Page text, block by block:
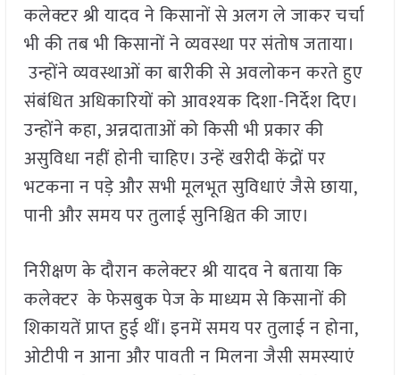
कलेक्टर श्री यादव ने किसानों से अलग ले जाकर चर्चा
भी की तब भी किसानों ने व्यवस्था पर संतोष जताया।
उन्होंने व्यवस्थाओं का बारीकी से अवलोकन करते हुए
संबंधित अधिकारियों को आवश्यक दिशा-निर्देश दिए।
उन्होंने कहा, अन्नदाताओं को किसी भी प्रकार की
असुविधा नहीं होनी चाहिए। उन्हें खरीदी केंद्रों पर
भटकना न पड़े और सभी मूलभूत सुविधाएं जैसे छाया,
पानी और समय पर तुलाई सुनिश्चित की जाए।
निरीक्षण के दौरान कलेक्टर श्री यादव ने बताया कि
कलेक्टर के फेसबुक पेज के माध्यम से किसानों की
शिकायतें प्राप्त हुई थीं। इनमें समय पर तुलाई न होना,
ओटीपी न आना और पावती न मिलना जैसी समस्याएं